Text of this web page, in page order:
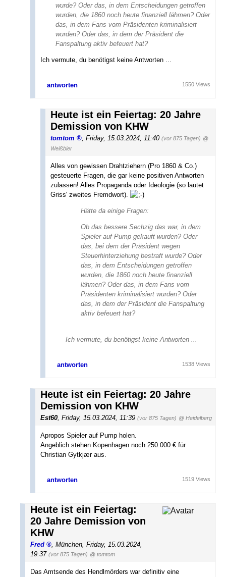
wurde? Oder das, in dem Entscheidungen getroffen
wurden, die 1860 noch heute finanziell lähmen? Oder
das, in dem Fans vom Präsidenten kriminalisiert
wurden? Oder das, in dem der Präsident die
Fanspaltung aktiv befeuert hat?
Ich vermute, du benötigst keine Antworten ...
antworten 1550 Views
Heute ist ein Feiertag: 20 Jahre
Demission von KHW
tomtom , Friday, 15.03.2024, 11:40 (vor 875 Tagen) @
Weißbier
Alles von gewissen Drahtziehern (Pro 1860 & Co.)
gesteuerte Fragen, die gar keine positiven Antworten
zulassen! Alles Propaganda oder Ideologie (so lautet
Griss' zweites Fremdwort).
Hätte da einige Fragen:
Ob das bessere Sechzig das war, in dem
Spieler auf Pump gekauft wurden? Oder
das, bei dem der Präsident wegen
Steuerhinterziehung bestraft wurde? Oder
das, in dem Entscheidungen getroffen
wurden, die 1860 noch heute finanziell
lähmen? Oder das, in dem Fans vom
Präsidenten kriminalisiert wurden? Oder
das, in dem der Präsident die Fanspaltung
aktiv befeuert hat?
Ich vermute, du benötigst keine Antworten ...
antworten 1538 Views
Heute ist ein Feiertag: 20 Jahre
Demission von KHW
Est60 Friday, 15.03.2024, 11:39 (vor 875 Tagen) @ Heidelberg
Apropos Spieler auf Pump holen.
Angeblich stehen Kopenhagen noch 250.000 € für
Christian Gytkjær aus.
antworten 1519 Views
Heute ist ein Feiertag:
20 Jahre Demission von
KHW
Fred , München, Friday, 15.03.2024,
19:37 (vor 875 Tagen) @ tomtom
Das Amtsende des Hendlmörders war definitiv eine